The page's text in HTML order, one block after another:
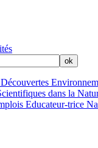
dans la
Educateur-trice